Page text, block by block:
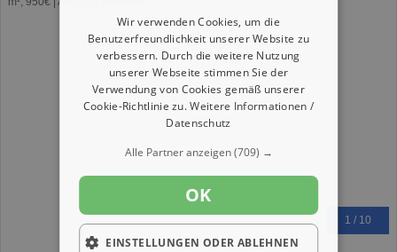
1 / 10
Wir verwenden Cookies, um die
Benutzerfreundlichkeit unserer Website zu
verbessern. Durch die weitere Nutzung
unserer Webseite stimmen Sie der
Verwendung von Cookies gemäß unserer
Cookie-Richtlinie zu.Weitere Informationen /
Datenschutz
Alle Partner anzeigen(709) →
OK
EINSTELLUNGEN ODER ABLEHNEN